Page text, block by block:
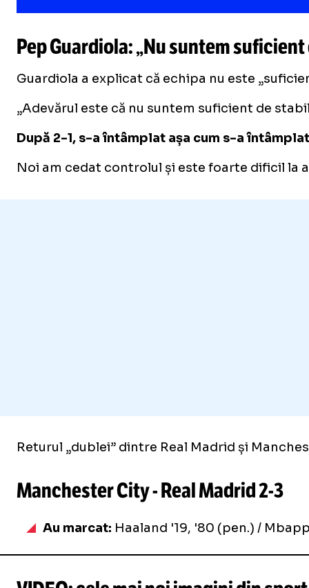
Pep Guardiola: „Nu suntem
Guardiola a explicat că echipa nu este
„Adevărul este că nu suntem suficient de
După 2-1, s-a întâmplat așa cum s-a
Noi am cedat controlul și este foarte dificil la
Returul „dublei” dintre Real Madrid și
Manchester City - Real Madrid2-3
Au marcat: Haaland '19, '80 (pen.) /